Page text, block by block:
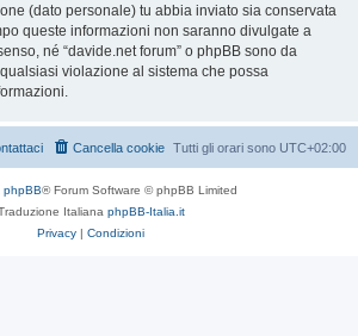
(dato personale) tu abbia inviato sia conservata
queste informazioni non saranno divulgate a
né “davide.net forum” o phpBB sono da
violazione al sistema che possa
Tutti gli orari sono UTC+02:00
Cancella cookie
phpBB® Forum Software © phpBB Limited
Italiana phpBB-Italia.it
Privacy | Condizioni